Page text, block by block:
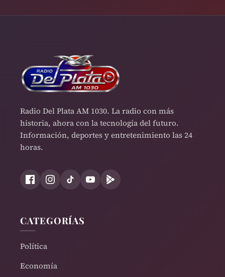
Radio Del Plata AM 1030. La radio con más
historia, ahora con la tecnología del futuro.
Información, deportes y entretenimiento las 24
horas.
CATEGORÍAS
Política
Economía